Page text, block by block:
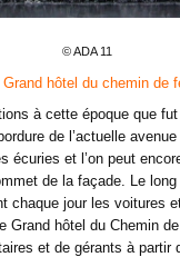
© ADA 11
Grand hôtel du chemin de
à cette époque que
de l’actuelle
écuries et l’on peut
de la façade. Le
chaque jour les voitures
Grand hôtel du Chemin
et de gérants à partir